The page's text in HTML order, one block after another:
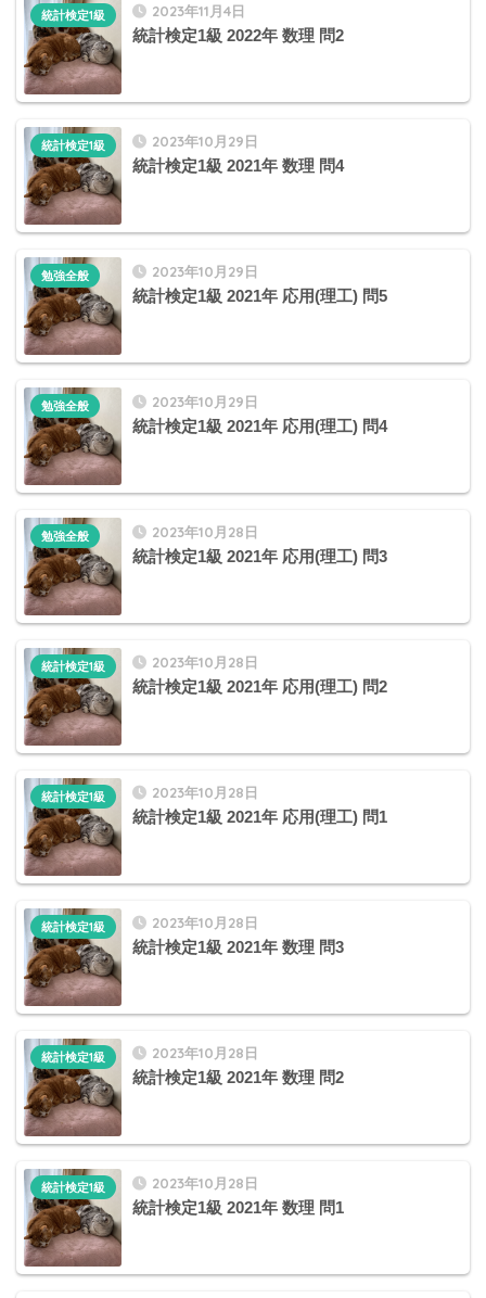
2023年11月4日
統計検定1級 2022年 数理 問2
統計検定1級
2023年10月29日
統計検定1級 2021年 数理 問4
統計検定1級
2023年10月29日
統計検定1級 2021年 応用(理工) 問5
勉強全般
2023年10月29日
統計検定1級 2021年 応用(理工) 問4
勉強全般
2023年10月28日
統計検定1級 2021年 応用(理工) 問3
勉強全般
2023年10月28日
統計検定1級 2021年 応用(理工) 問2
統計検定1級
2023年10月28日
統計検定1級 2021年 応用(理工) 問1
統計検定1級
2023年10月28日
統計検定1級 2021年 数理 問3
統計検定1級
2023年10月28日
統計検定1級 2021年 数理 問2
統計検定1級
2023年10月28日
統計検定1級 2021年 数理 問1
統計検定1級